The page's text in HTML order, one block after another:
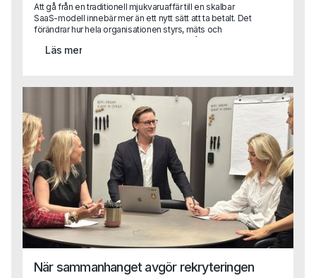
Att gå från en traditionell mjukvaruaffär till en skalbar
SaaS-modell innebär mer än ett nytt sätt att ta betalt. Det
förändrar hur hela organisationen styrs, mäts och
prioriterar.För CFO innebär det ett skifte från klassisk
uppföljning till att bli en central affärspartner i tillväxtresan
på Stratsys, blev det tydligt att finansfunktionen kan spela
en avgörande roll i just den typen av transformation. I
intervjun delar han sina erfarenheter från arbetet med att
ställa om affären, bygga en mer datadriven organisation
och utveckla CFO-rollen i ett växande SaaS-bolag.
Läs mer
När sammanhanget avgör rekryteringen